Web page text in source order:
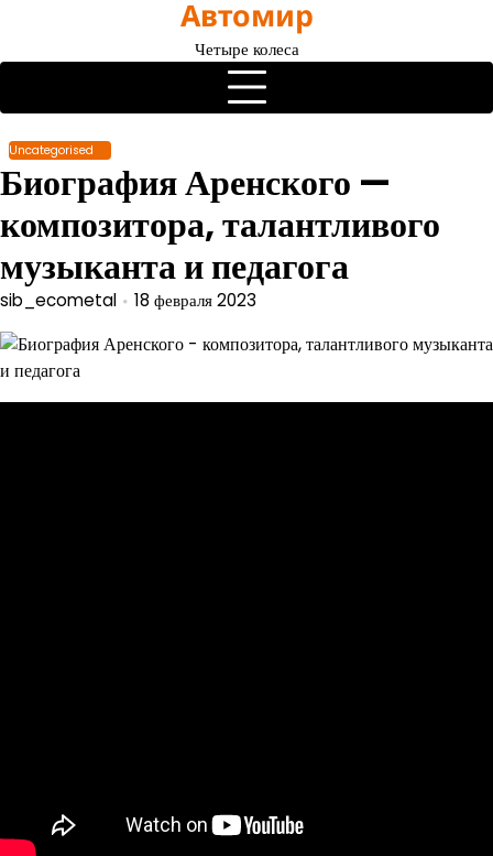
содержимому
Автомир
Четыре колеса
Uncategorised
Биография Аренского —
композитора, талантливого
музыканта и педагога
sib_ecometal 18 февраля 2023